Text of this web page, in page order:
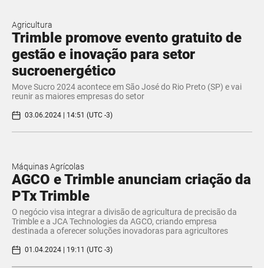
Agricultura
Trimble promove evento gratuito de
gestão e inovação para setor
sucroenergético
Move Sucro 2024 acontece em São José do Rio Preto (SP) e vai
reunir as maiores empresas do setor
03.06.2024 | 14:51 (UTC -3)
Máquinas Agrícolas
AGCO e Trimble anunciam criação da
PTx Trimble
O negócio visa integrar a divisão de agricultura de precisão da
Trimble e a JCA Technologies da AGCO, criando empresa
destinada a oferecer soluções inovadoras para agricultores
01.04.2024 | 19:11 (UTC -3)